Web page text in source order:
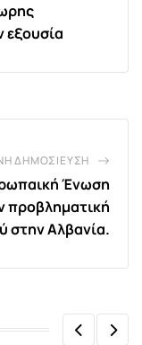
ΔΗΜΟΣΊΕΥΣΗ
Ένωση
προβληματική
στην Αλβανία.